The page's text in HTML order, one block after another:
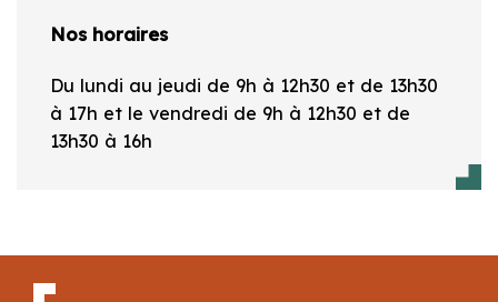
Nos horaires
Du lundi au jeudi de 9h à 12h30 et de 13h30
à 17h et le vendredi de 9h à 12h30 et de
13h30 à 16h